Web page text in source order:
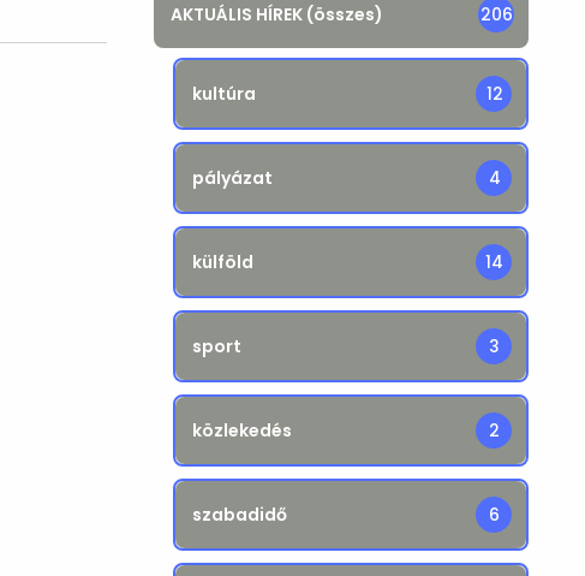
AKTUÁLIS HÍREK (összes) 206
kultúra 12
pályázat 4
külföld 14
sport 3
közlekedés 2
szabadidő 6